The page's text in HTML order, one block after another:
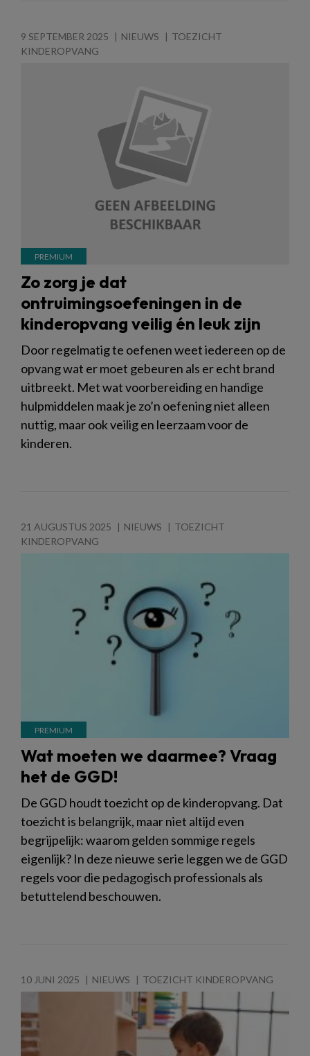
9 SEPTEMBER 2025 NIEUWS
TOEZICHT
KINDEROPVANG
Zo zorg je dat
ontruimingsoefeningen in de
kinderopvang veilig én leuk zijn
Door regelmatig te oefenen weet iedereen op de
opvang wat er moet gebeuren als er echt brand
uitbreekt. Met wat voorbereiding en handige
hulpmiddelen maak je zo’n oefening niet alleen
nuttig, maar ook veilig en leerzaam voor de
kinderen.
21 AUGUSTUS 2025 NIEUWS
TOEZICHT
KINDEROPVANG
Wat moeten we daarmee? Vraag
het de GGD!
De GGD houdt toezicht op de kinderopvang. Dat
toezicht is belangrijk, maar niet altijd even
begrijpelijk: waarom gelden sommige regels
eigenlijk? In deze nieuwe serie leggen we de GGD
regels voor die pedagogisch professionals als
betuttelend beschouwen.
10 JUNI 2025 NIEUWS TOEZICHT KINDEROPVANG